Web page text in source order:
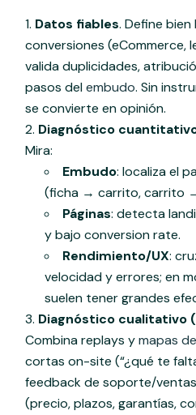
Datos fiables. Define
conversiones (eCommerce,
valida duplicidades,
pasos delembudo. Sin
se convierte en opinión.
Diagnóstico
Mira:
Embudo: localiza el
(ficha → carrito, carrito
Páginas: detecta
y bajo conversion rate.
Rendimiento/UX:
velocidad y errores; en
suelen tener grandes
Diagnóstico cualitativo
Combina replays ymapas
cortas on-site (“¿qué te
feedback de soporte/
(precio, plazos, garantías,